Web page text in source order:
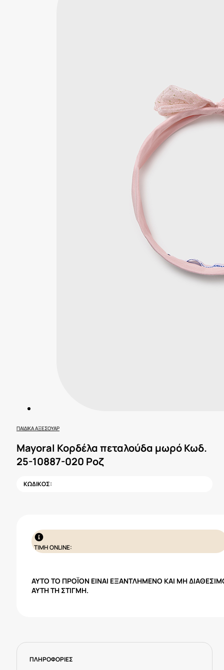
ΠΑΙΔΙΚΆ ΑΞΕΣΟΥΆΡ
Mayoral Κορδέλα πεταλούδα μωρό Κωδ.
25-10887-020 Ροζ
ΚΩΔΙΚΟΣ:
ΤΙΜΗ ONLINE:
ΑΥΤΌ ΤΟ ΠΡΟΪΌΝ ΕΊΝΑΙ ΕΞΑΝΤΛΗΜΈΝΟ ΚΑΙ ΜΗ
ΑΥΤΉ ΤΗ ΣΤΙΓΜΉ.
ΠΛΗΡΟΦΟΡΙΕΣ